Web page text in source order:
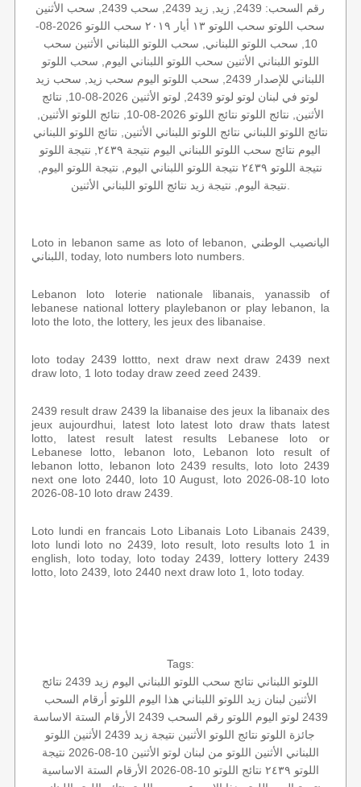
رقم السحب: 2439, زيد, زيد 2439, سحب 2439, سحب الأثنين
سحب اللوتو سحب اللوتو ١٣ أيار ٢٠١٩ سحب اللوتو 2026-08-
10, سحب اللوتو اللبناني, سحب اللوتو اللبناني الأثنين سحب
اللوتو اللبناني الأثنين سحب اللوتو اللبناني اليوم, سحب اللوتو
اللبناني للإصدار 2439, سحب اللوتو اليوم سحب زيد, سحب زيد
لوتو في لبنان لوتو لوتو 2439, لوتو الأثنين 2026-08-10, نتائج
الأثنين, نتائج اللوتو نتائج اللوتو 2026-08-10, نتائج اللوتو الأثنين,
نتائج اللوتو اللبناني نتائج اللوتو اللبناني الأثنين, نتائج اللوتو اللبناني
اليوم نتائج سحب اللوتو اللبناني اليوم نتيجة ٢٤٣٩, نتيجة اللوتو
نتيجة اللوتو ٢٤٣٩ نتيجة اللوتو اللبناني اليوم, نتيجة اللوتو اليوم,
Loto in lebanon same as loto of lebanon, اليانصيب الوطني
اللبناني, today, loto numbers loto numbers.
Lebanon loto loterie nationale libanais, yanassib of
lebanese national lottery playlebanon or play lebanon, la
loto the loto, the lottery, les jeux des libanaise.
loto today 2439 lottto, next draw next draw 2439 next
draw loto, 1 loto today draw zeed zeed 2439.
2439 result draw 2439 la libanaise des jeux la libanaix des
jeux aujourdhui, latest loto latest loto draw thats latest
lotto, latest result latest results Lebanese loto or
Lebanese lotto, lebanon loto, Lebanon loto result of
lebanon lotto, lebanon loto 2439 results, loto loto 2439
next one loto 2440, loto 10 August, loto 2026-08-10 loto
2026-08-10 loto draw 2439.
Loto lundi en francais Loto Libanais Loto Libanais 2439,
loto lundi loto no 2439, loto result, loto results loto 1 in
english, loto today, loto today 2439, lottery lottery 2439
lotto, loto 2439, loto 2440 next draw loto 1, loto today.
Tags:
اللوتو اللبناني نتائج سحب اللوتو اللبناني اليوم زيد 2439
نتائج
الأثنين لبنان زيد اللوتو اللبناني هذا اليوم اللوتو أرقام السحب
2439 لوتو اليوم اللوتو رقم السحب 2439
الأرقام الستة الاساسة
جائزة اللوتو نتائج اللوتو الأثنين نتيجة زيد 2439 الأثنين
اللوتو
اللبناني الأثنين اللوتو من لبنان لوتو الأثنين 10-08-2026
نتيجة
اللوتو ٢٤٣٩
نتائج اللوتو 10-08-2026
الأرقام الستة الاساسية